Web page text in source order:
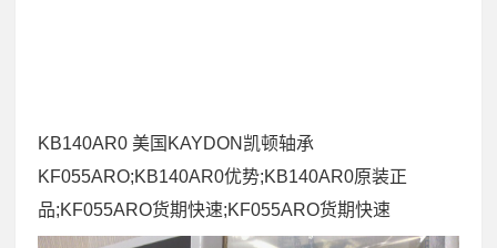
KB140AR0 美国KAYDON凯顿轴承
KF055ARO;KB140AR0优势;KB140AR0原装正
品;KF055ARO货期快速;KF055ARO货期快速